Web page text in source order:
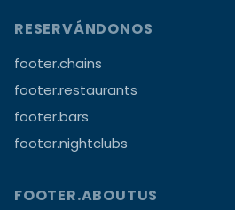
RESERVÁNDONOS
footer.chains
footer.restaurants
footer.bars
footer.nightclubs
FOOTER.ABOUTUS